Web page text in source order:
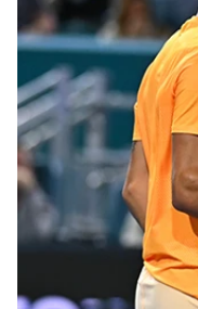
Раніше